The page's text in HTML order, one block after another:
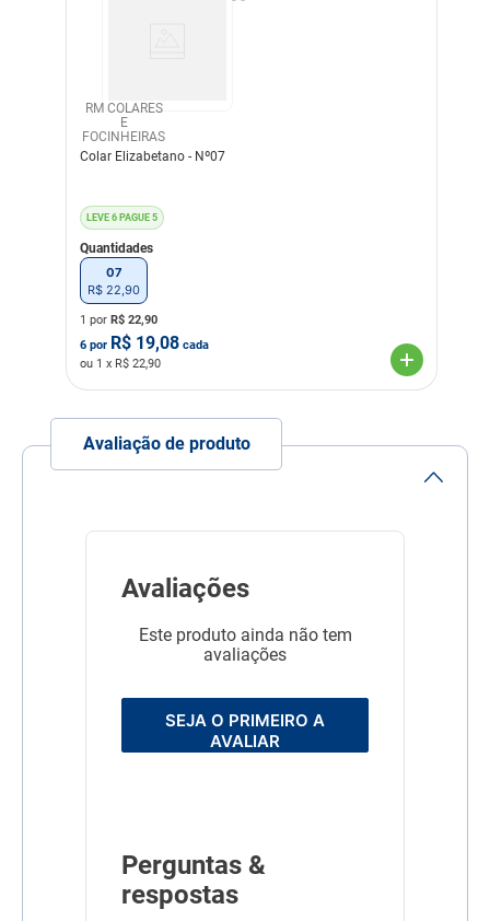
RM COLARES
E
FOCINHEIRAS
Colar Elizabetano - Nº07
LEVE 6 PAGUE 5
Quantidades
07
R$ 22 90
1 por R$ 22,90
6 por R$ 19,08 cada
ou 1 x R$ 22,90
Avaliação de produto
Avaliações
Este produto ainda não tem
avaliações
SEJA O PRIMEIRO A
AVALIAR
Perguntas &
respostas